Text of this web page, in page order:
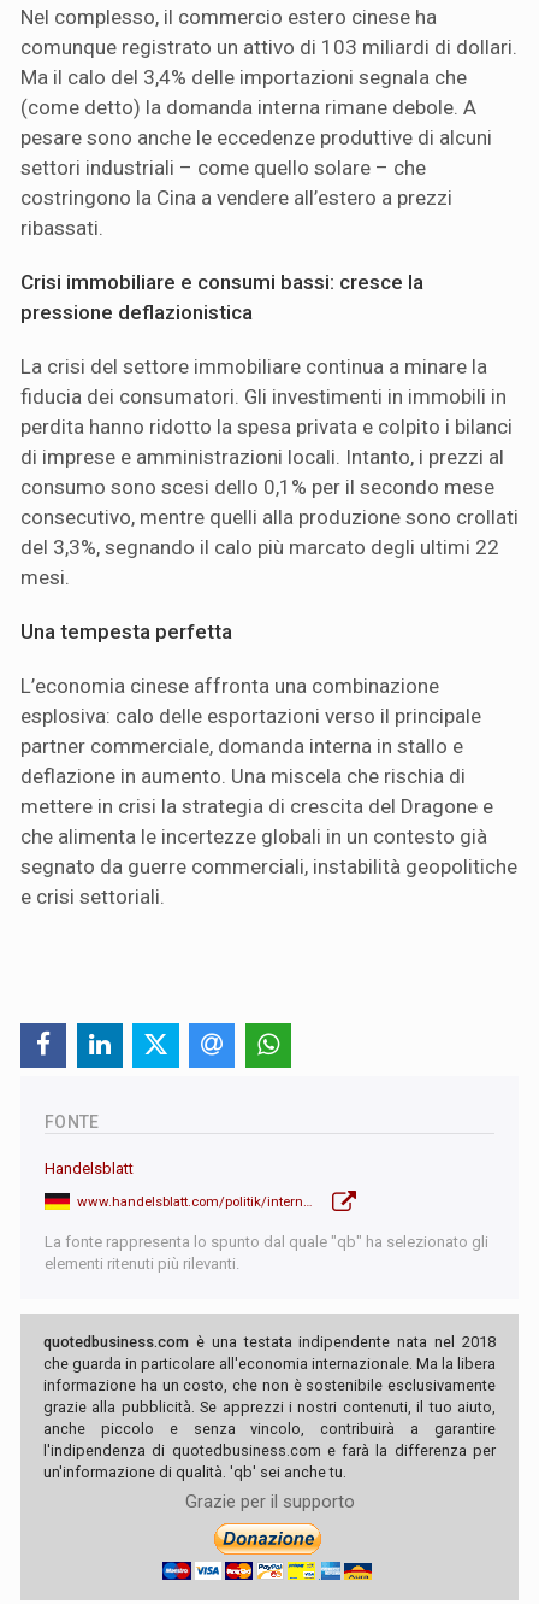
Nel complesso, il commercio estero cinese ha
comunque registrato un attivo di 103 miliardi di dollari.
Ma il calo del 3,4% delle importazioni segnala che
(come detto) la domanda interna rimane debole. A
pesare sono anche le eccedenze produttive di alcuni
settori industriali – come quello solare – che
costringono la Cina a vendere all’estero a prezzi
ribassati.
Crisi immobiliare e consumi bassi: cresce la
pressione deflazionistica
La crisi del settore immobiliare continua a minare la
fiducia dei consumatori. Gli investimenti in immobili in
perdita hanno ridotto la spesa privata e colpito i bilanci
di imprese e amministrazioni locali. Intanto, i prezzi al
consumo sono scesi dello 0,1% per il secondo mese
consecutivo, mentre quelli alla produzione sono crollati
del 3,3%, segnando il calo più marcato degli ultimi 22
mesi.
Una tempesta perfetta
L’economia cinese affronta una combinazione
esplosiva: calo delle esportazioni verso il principale
partner commerciale, domanda interna in stallo e
deflazione in aumento. Una miscela che rischia di
mettere in crisi la strategia di crescita del Dragone e
che alimenta le incertezze globali in un contesto già
segnato da guerre commerciali, instabilità geopolitiche
e crisi settoriali.
FONTE
Handelsblatt
www.handelsblatt.com/politik/international/zollstreit-chinas-handel-mit-usa-bricht-ein-mehr-export-nach-deutschland/100133842.html
La fonte rappresenta lo spunto dal quale "qb" ha selezionato gli
elementi ritenuti più rilevanti.
quotedbusiness.com è una testata indipendente nata nel 2018
che guarda in particolare all'economia internazionale. Ma la libera
informazione ha un costo, che non è sostenibile esclusivamente
grazie alla pubblicità. Se apprezzi i nostri contenuti, il tuo aiuto,
anche piccolo e senza vincolo, contribuirà a garantire
l'indipendenza di quotedbusiness.com e farà la differenza per
un'informazione di qualità. 'qb' sei anche tu.
Grazie per il supporto